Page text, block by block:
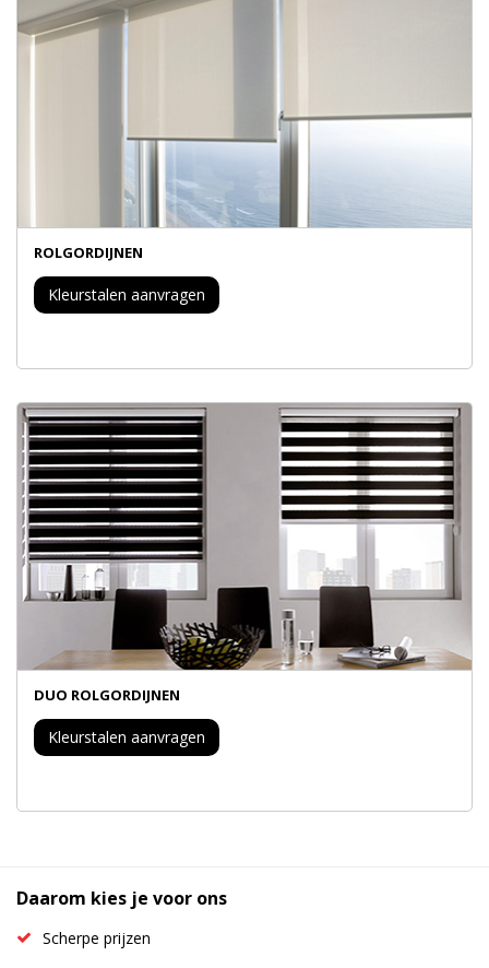
ROLGORDIJNEN
Kleurstalen aanvragen
DUO ROLGORDIJNEN
Kleurstalen aanvragen
Daarom kies je voor ons
Scherpe prijzen